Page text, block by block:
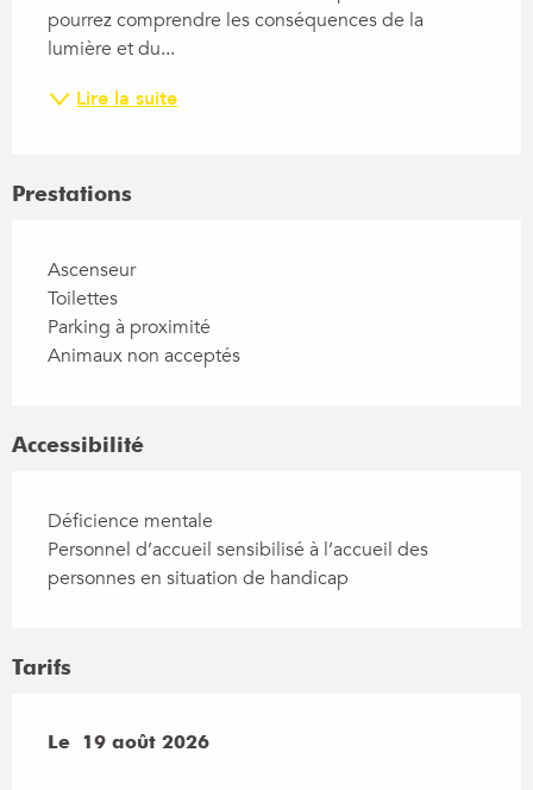
pourrez comprendre les conséquences de la
lumière et du...
Lire la suite
Prestations
Ascenseur
Toilettes
Parking à proximité
Animaux non acceptés
Accessibilité
Déficience mentale
Personnel d’accueil sensibilisé à l’accueil des
personnes en situation de handicap
Tarifs
Le 19 août 2026
Le 19 août 2026